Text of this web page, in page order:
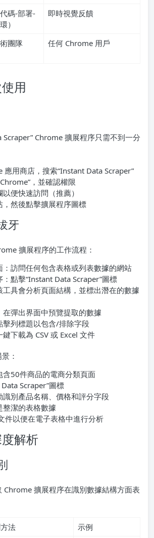
碼-部署-
）
即時視覺反饋
團隊 任何 Chrome 用戶
用
Scraper” Chrome 擴展程序只需不到一分
應用商店，搜索“Instant Data Scraper”
，並確認權限
便快速訪問（推薦）
，然後點擊擴展程序圖標
牙
擴展程序的工作流程：
：訪問任何包含表格或列表數據的網站
：點擊“Instant Data Scraper”圖標
工具會分析頁面結構，並標出潛在的數據
在彈出界面中預覽提取的數據
擊列標題以包含/排除字段
下載為 CSV 或 Excel 文件
：
含50件商品的電商分類頁面
Scraper”圖標
識別產品名稱、價格和評分字段
整潔的表格數據
件以便在電子表格中進行分析
解析
Chrome 擴展程序在識別數據結構方面表
法
示例